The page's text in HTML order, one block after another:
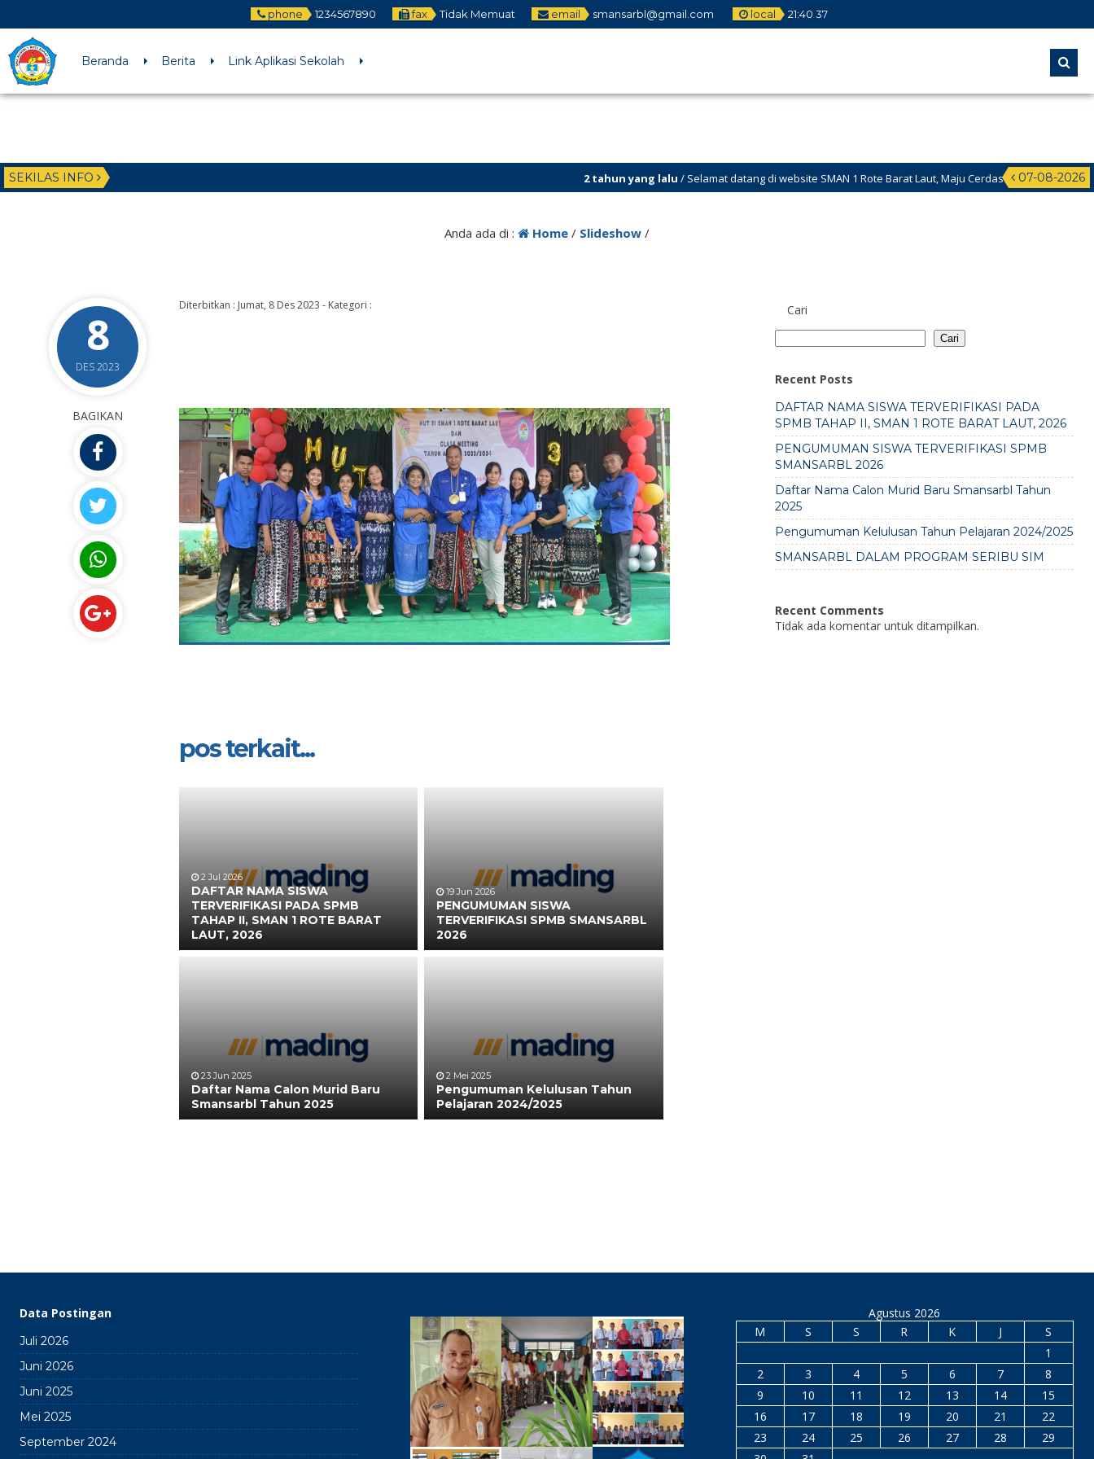
phone 1234567890 fax Tidak Memuat email smansarbl@gmail.com local 21:40 37
Beranda Berita Link Aplikasi Sekolah
SEKILAS INFO 07-08-2026
2 tahun yang lalu/ Selamat datang di website SMAN 1 Rote Barat Laut, Maju Cerdas Mendunia dalam
Anda ada di : Home / Slideshow /
8
DES 2023
Diterbitkan : Jumat, 8 Des 2023 - Kategori :
BAGIKAN
pos terkait...
2 Jul 2026
DAFTAR NAMA SISWA
TERVERIFIKASI PADA SPMB
TAHAP II, SMAN 1 ROTE BARAT
LAUT, 2026
19 Jun 2026
PENGUMUMAN SISWA
TERVERIFIKASI SPMB SMANSARBL
2026
23 Jun 2025
Daftar Nama Calon Murid Baru
Smansarbl Tahun 2025
2 Mei 2025
Pengumuman Kelulusan Tahun
Pelajaran 2024/2025
Cari
Cari
Recent Posts
DAFTAR NAMA SISWA TERVERIFIKASI PADA
SPMB TAHAP II, SMAN 1 ROTE BARAT LAUT, 2026
PENGUMUMAN SISWA TERVERIFIKASI SPMB
SMANSARBL 2026
Daftar Nama Calon Murid Baru Smansarbl Tahun
2025
Pengumuman Kelulusan Tahun Pelajaran 2024/2025
SMANSARBL DALAM PROGRAM SERIBU SIM
Recent Comments
Tidak ada komentar untuk ditampilkan.
Data Postingan
Juli 2026
Juni 2026
Juni 2025
Mei 2025
September 2024
Agustus 2026
M
S S R K J
S
1
2
3 4 5 6 7
8
9
10 11 12 13 14
15
16
17 18 19 20 21
22
23
24 25 26 27 28
29